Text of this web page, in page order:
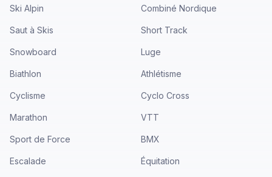
Ski Alpin Combiné Nordique
Saut à Skis Short Track
Snowboard Luge
Biathlon Athlétisme
Cyclisme Cyclo Cross
Marathon VTT
Sport de Force BMX
Escalade Équitation